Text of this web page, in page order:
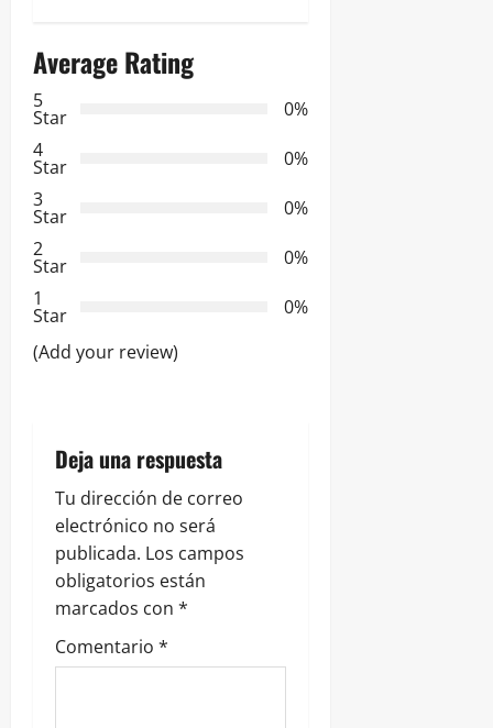
c
i
ó
n
d
e
t
r
a
d
a
s
Average Rating
5
Star
0%
4
Star
0%
3
Star
0%
2
Star
0%
1
Star
0%
(Add your review)
Deja una respuesta
Tu dirección de correo
electrónico no será
publicada. Los campos
obligatorios están
marcados con *
Comentario *